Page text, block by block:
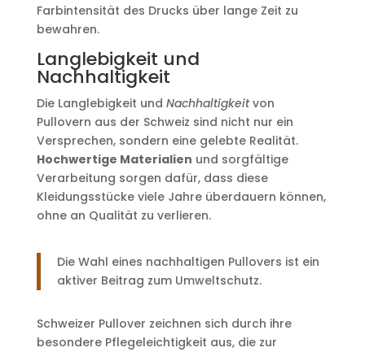
Farbintensität des Drucks über lange Zeit zu
bewahren.
Langlebigkeit und
Nachhaltigkeit
Die Langlebigkeit und Nachhaltigkeitvon
Pullovern aus der Schweiz sind nicht nur ein
Versprechen, sondern eine gelebte Realität.
Hochwertige Materialien und sorgfältige
Verarbeitung sorgen dafür, dass diese
Kleidungsstücke viele Jahre überdauern können,
ohne an Qualität zu verlieren.
Die Wahl eines nachhaltigen Pullovers ist ein
aktiver Beitrag zum Umweltschutz.
Schweizer Pullover zeichnen sich durch ihre
besondere Pflegeleichtigkeit aus, die zur